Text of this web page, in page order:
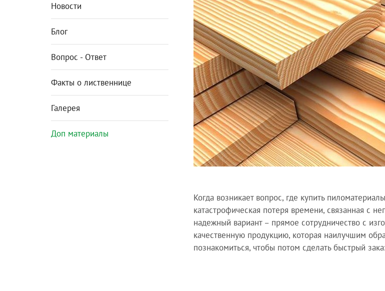
Новости
Блог
Вопрос - Ответ
Факты о лиственнице
Галерея
Доп материалы
Когда возникает вопрос, где купить
катастрофическая потеря времени, связанная с
надежный вариант – прямое сотрудничество с
качественную продукцию, которая наилучшим
познакомиться, чтобы потом сделать быстрый